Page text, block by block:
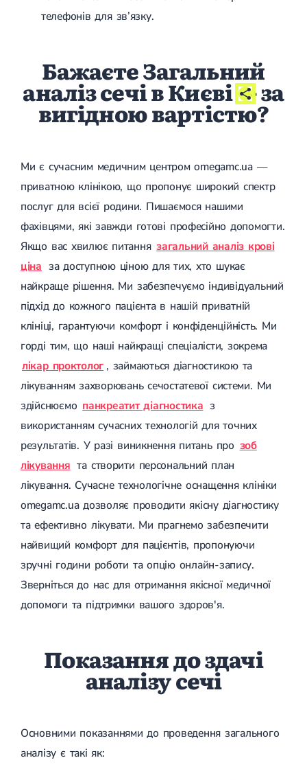
телефонів для зв’язку.
Бажаєте Загальний
аналіз сечі в Києві - за
вигідною вартістю?
Ми є сучасним медичним центром omegamc.ua —
приватною клінікою, що пропонує широкий спектр
послуг для всієї родини. Пишаємося нашими
фахівцями, які завжди готові професійно допомогти.
Якщо вас хвилює питання загальний аналіз крові
ціна за доступною ціною для тих, хто шукає
найкраще рішення. Ми забезпечуємо індивідуальний
підхід до кожного пацієнта в нашій приватній
клініці, гарантуючи комфорт і конфіденційність. Ми
горді тим, що наші найкращі спеціалісти, зокрема
лікар проктолог , займаються діагностикою та
лікуванням захворювань сечостатевої системи. Ми
здійснюємо панкреатит діагностика з
використанням сучасних технологій для точних
результатів. У разі виникнення питань про зоб
лікування та створити персональний план
лікування. Сучасне технологічне оснащення клініки
omegamc.ua дозволяє проводити якісну діагностику
та ефективно лікувати. Ми прагнемо забезпечити
найвищий комфорт для пацієнтів, пропонуючи
зручні години роботи та опцію онлайн-запису.
Зверніться до нас для отримання якісної медичної
допомоги та підтримки вашого здоров'я.
Показання до здачі
аналізу сечі
Основними показаннями до проведення загального
аналізу є такі як: